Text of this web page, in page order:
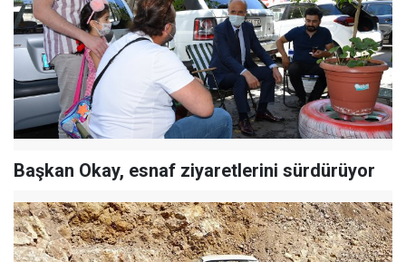
Başkan Okay, esnaf ziyaretlerini sürdürüyor